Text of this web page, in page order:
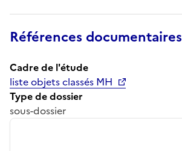
Références documentaires
Cadre de l'étude
liste objets classés MH
Type de dossier
sous-dossier